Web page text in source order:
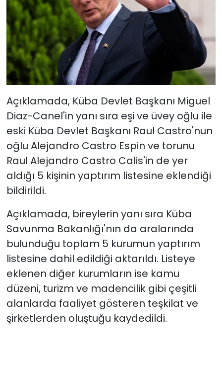
Açıklamada, Küba Devlet Başkanı Miguel
Diaz-Canel'in yanı sıra eşi ve üvey oğlu ile
eski Küba Devlet Başkanı Raul Castro'nun
oğlu Alejandro Castro Espin ve torunu
Raul Alejandro Castro Calis'in de yer
aldığı 5 kişinin yaptırım listesine eklendiği
bildirildi.
Açıklamada, bireylerin yanı sıra Küba
Savunma Bakanlığı'nın da aralarında
bulunduğu toplam 5 kurumun yaptırım
listesine dahil edildiği aktarıldı. Listeye
eklenen diğer kurumların ise kamu
düzeni, turizm ve madencilik gibi çeşitli
alanlarda faaliyet gösteren teşkilat ve
şirketlerden oluştuğu kaydedildi.